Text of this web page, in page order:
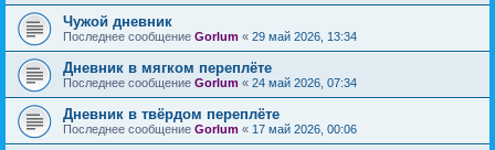
Чужой дневник
Последнее сообщение Gorlum « 29 май 2026, 13:34
Дневник в мягком переплёте
Последнее сообщение Gorlum « 24 май 2026, 07:34
Дневник в твёрдом переплёте
Последнее сообщение Gorlum « 17 май 2026, 00:06